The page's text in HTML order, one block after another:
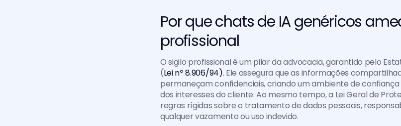
Por que chats de IA genéricos
profissional
O sigilo profissional é um pilar da advocacia, garantido pelo
(Lei nº 8.906/94). Ele assegura que as informações
permaneçam confidenciais, criando um ambiente de
dos interesses do cliente. Ao mesmo tempo, a Lei Geral de
regras rígidas sobre o tratamento de dados pessoais,
qualquer vazamento ou uso indevido.